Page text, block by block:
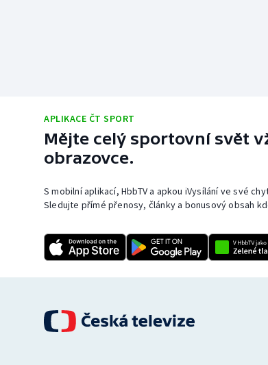
APLIKACE ČT SPORT
Mějte celý sportovní svět
obrazovce.
S mobilní aplikací, HbbTV a apkou iVysílání ve své
Sledujte přímé přenosy, články a bonusový obsah